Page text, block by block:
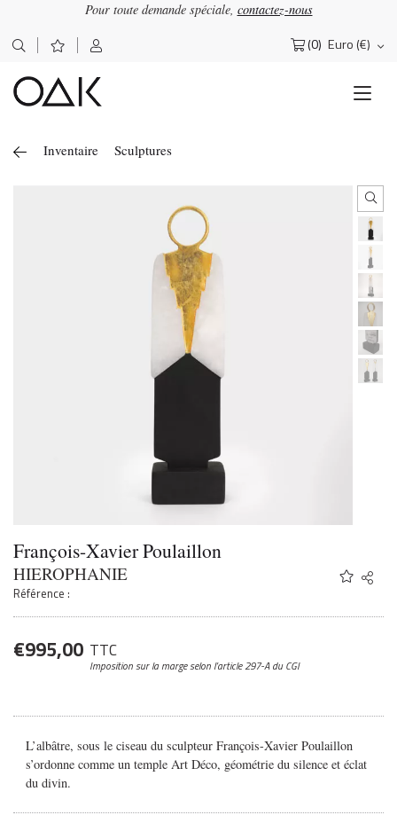
Pour toute demande spéciale, contactez-nous
(0) Euro (€)
Rechercher :
Inventaire Sculptures
François-Xavier Poulaillon
HIEROPHANIE
Référence :
Share
Twitter
€995,00 TTC
Imposition sur la margeselon l’article 297-A du CGI
L’albâtre, sous le ciseau du sculpteur François-Xavier Poulaillon
s’ordonne comme un temple Art Déco, géométrie du silence et éclat
du divin.